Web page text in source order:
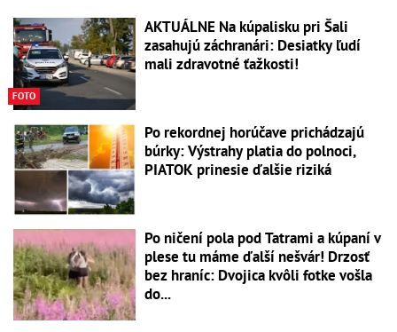
FOTO
AKTUÁLNE Na kúpalisku pri Šali
zasahujú záchranári: Desiatky ľudí
mali zdravotné ťažkosti!
Po rekordnej horúčave prichádzajú
búrky: Výstrahy platia do polnoci,
PIATOK prinesie ďalšie riziká
Po ničení pola pod Tatrami a kúpaní v
plese tu máme ďalší nešvár! Drzosť
bez hraníc: Dvojica kvôli fotke vošla
do...